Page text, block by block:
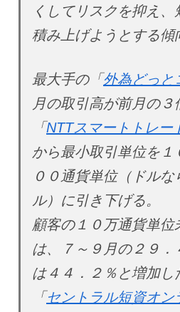
くしてリスクを抑え
積み上げようとする傾
最大手の「外為どっと
月の取引高が前月の３
「NTTスマートトレー
から最小取引単位を１
００通貨単位（ドル
ル）に引き下げる。
顧客の１０万通貨単位
は、７～９月の２９．
は４４．２％と増加し
「セントラル短資オン